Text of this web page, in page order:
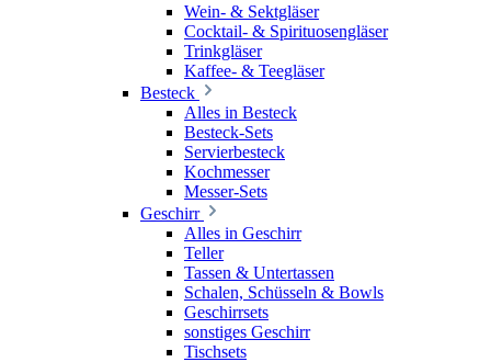
Wein- & Sektgläser
Cocktail- & Spirituosengläser
Trinkgläser
Kaffee- & Teegläser
Besteck
Alles in Besteck
Besteck-Sets
Servierbesteck
Kochmesser
Messer-Sets
Geschirr
Alles in Geschirr
Teller
Tassen & Untertassen
Schalen, Schüsseln & Bowls
Geschirrsets
sonstiges Geschirr
Tischsets